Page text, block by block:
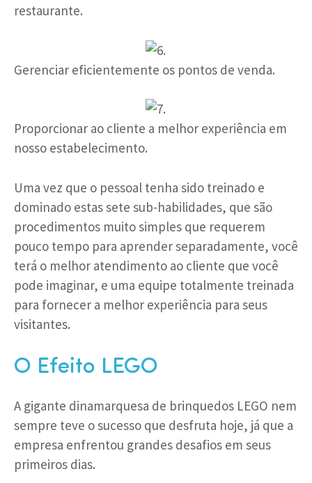
restaurante.
Gerenciar eficientemente os pontos de venda.
Proporcionar ao cliente a melhor experiência em
nosso estabelecimento.
Uma vez que o pessoal tenha sido treinado e
dominado estas sete sub-habilidades, que são
procedimentos muito simples que requerem
pouco tempo para aprender separadamente, você
terá o melhor atendimento ao cliente que você
pode imaginar, e uma equipe totalmente treinada
para fornecer a melhor experiência para seus
visitantes.
O Efeito LEGO
A gigante dinamarquesa de brinquedos LEGO nem
sempre teve o sucesso que desfruta hoje, já que a
empresa enfrentou grandes desafios em seus
primeiros dias.